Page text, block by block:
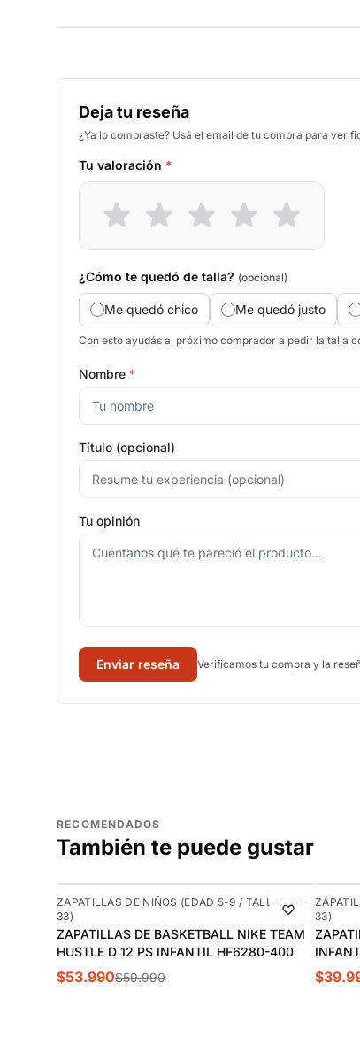
Deja tu reseña
¿Ya lo compraste? Usá el email de tu compra para
Tu valoración *
¿Cómo te quedó de talla? (opcional)
Me quedó chico Me quedó justo
Con esto ayudás al próximo comprador a pedir la talla
Nombre *
Título (opcional)
Tu opinión
Enviar reseña Verificamos tu compra y la
RECOMENDADOS
También te puede gustar
-10%
ZAPATILLAS DE NIÑOS (EDAD 5-9 / TALLAS 26-
33)
ZAPATILLAS DE BASKETBALL NIKE TEAM
HUSTLE D 12 PS INFANTIL HF6280-400
$53.990$59.990
-
33)